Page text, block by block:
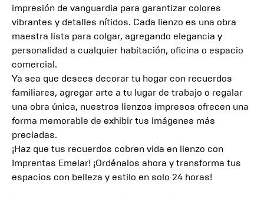
impresión de vanguardia para garantizar colores
vibrantes y detalles nítidos. Cada lienzo es una obra
maestra lista para colgar, agregando elegancia y
personalidad a cualquier habitación, oficina o espacio
comercial.
Ya sea que desees decorar tu hogar con recuerdos
familiares, agregar arte a tu lugar de trabajo o regalar
una obra única, nuestros lienzos impresos ofrecen una
forma memorable de exhibir tus imágenes más
preciadas.
¡Haz que tus recuerdos cobren vida en lienzo con
Imprentas Emelar! ¡Ordénalos ahora y transforma tus
espacios con belleza y estilo en solo 24 horas!